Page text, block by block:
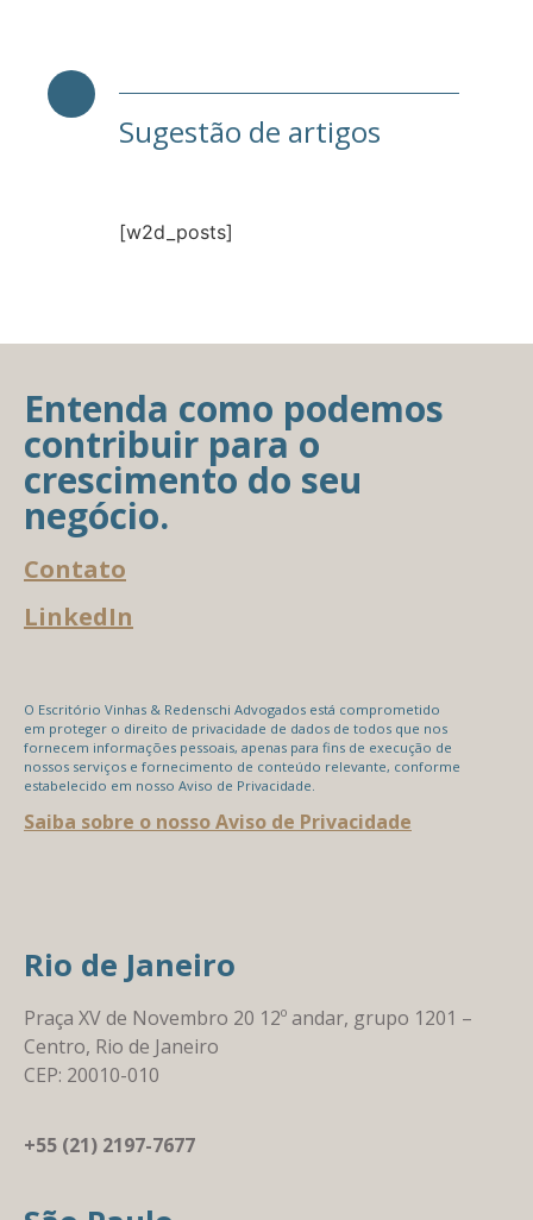
Sugestão de artigos
[w2d_posts]
Entenda como podemos
contribuir para o
crescimento do seu
negócio.
Contato
LinkedIn
O Escritório Vinhas & Redenschi Advogados está comprometido
em proteger o direito de privacidade de dados de todos que nos
fornecem informações pessoais, apenas para fins de execução de
nossos serviços e fornecimento de conteúdo relevante, conforme
estabelecido em nosso Aviso de Privacidade.
Saiba sobre o nosso Aviso de Privacidade
Rio de Janeiro
Praça XV de Novembro 20 12º andar, grupo 1201 –
Centro, Rio de Janeiro
CEP: 20010-010
+55 (21) 2197-7677